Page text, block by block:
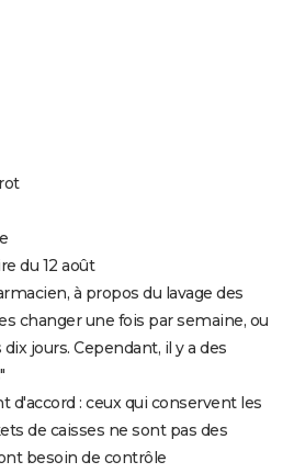
du 12 août
à propos du lavage des
changer une fois par semaine, ou
jours. Cependant, il y a des
d'accord : ceux qui conservent les
de caisses ne sont pas des
besoin de contrôle